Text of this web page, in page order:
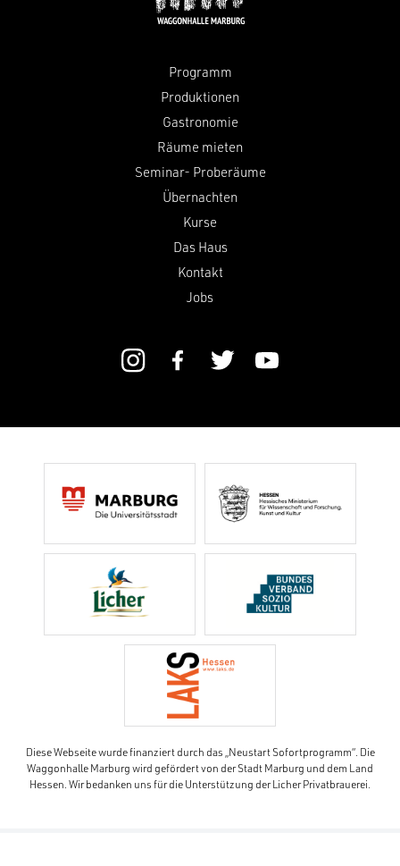
Programm
Produktionen
Gastronomie
Räume mieten
Seminar- Proberäume
Übernachten
Kurse
Das Haus
Kontakt
Jobs
Diese Webseite wurde finanziert durch das „Neustart Sofortprogramm“. Die
Waggonhalle Marburg wird gefördert von der Stadt Marburg und dem Land
Hessen. Wir bedanken uns für die Unterstützung der Licher Privatbrauerei.